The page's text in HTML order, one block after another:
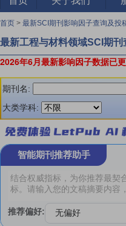
首页 > 最新SCI期刊影响因子查询及投
最新工程与材料领域SCI期
2026年6月最新影响因子数据已
期刊名:
大类学科:
智能期刊推荐助手
推荐偏好: